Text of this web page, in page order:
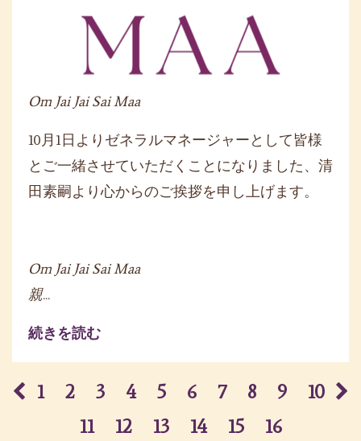
Om Jai Jai Sai Maa
10月1日よりゼネラルマネージャーとして皆様
とご一緒させていただくことになりました、 清
田素嗣より心からのご挨拶を申し上げます。
Om Jai Jai Sai Maa
親...
続きを読む
1 2 3 4 5 6 7 8 9
10
11
12 13 14 15 16